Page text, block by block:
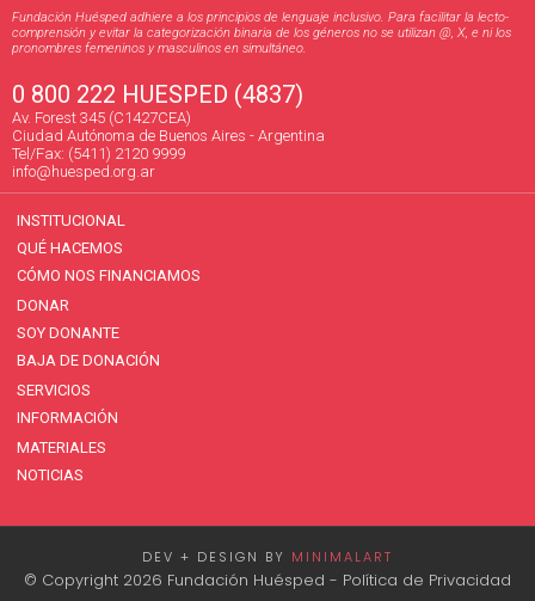
Fundación Huésped adhiere a los principios de lenguaje inclusivo. Para facilitar la lecto-
comprensión y evitar la categorización binaria de los géneros no se utilizan @, X, e ni los
pronombres femeninos y masculinos en simultáneo.
0 800 222 HUESPED (4837)
Av. Forest 345 (C1427CEA)
Ciudad Autónoma de Buenos Aires - Argentina
Tel/Fax: (5411) 2120 9999
info@huesped.org.ar
INSTITUCIONAL
QUÉ HACEMOS
CÓMO NOS FINANCIAMOS
DONAR
SOY DONANTE
BAJA DE DONACIÓN
SERVICIOS
INFORMACIÓN
MATERIALES
NOTICIAS
DEV + DESIGN BY MINIMALART
© Copyright 2026 Fundación Huésped - Política de Privacidad